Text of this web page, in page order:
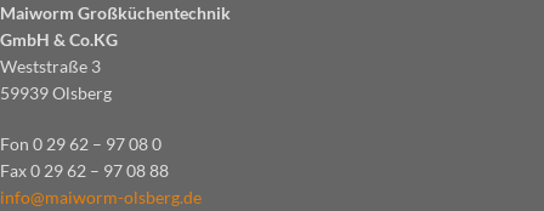
Maiworm Großküchentechnik
GmbH & Co.KG
Weststraße 3
59939 Olsberg
Fon 0 29 62 – 97 08 0
Fax 0 29 62 – 97 08 88
info@maiworm-olsberg.de